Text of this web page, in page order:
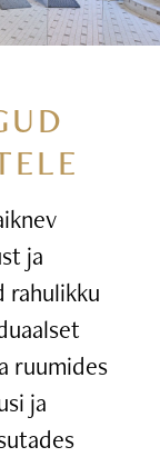
ja
rahulikku
ruumides
ja